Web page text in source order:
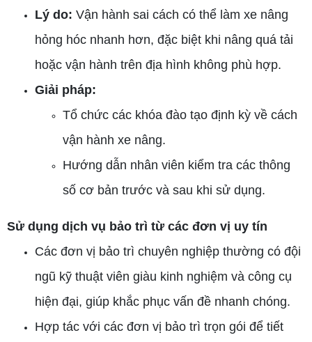
Lý do: Vận hành sai cách có thể làm xe nâng
hỏng hóc nhanh hơn, đặc biệt khi nâng quá tải
hoặc vận hành trên địa hình không phù hợp.
Giải pháp:
Tổ chức các khóa đào tạo định kỳ về cách
vận hành xe nâng.
Hướng dẫn nhân viên kiểm tra các thông
số cơ bản trước và sau khi sử dụng.
Sử dụng dịch vụ bảo trì từ các đơn vị uy tín
Các đơn vị bảo trì chuyên nghiệp thường có đội
ngũ kỹ thuật viên giàu kinh nghiệm và công cụ
hiện đại, giúp khắc phục vấn đề nhanh chóng.
Hợp tác với các đơn vị bảo trì trọn gói để tiết